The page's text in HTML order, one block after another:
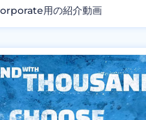
用の紹介動画